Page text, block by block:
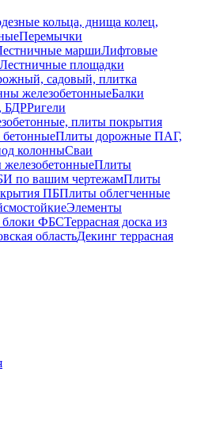
кольца, днища колец,
Перемычки
маршиЛифтовые
Лестничные площадки
садовый, плитка
железобетонныеБалки
БДРРигели
плиты покрытия
Плиты дорожные ПАГ,
колонныСваи
Плиты
по вашим чертежамПлиты
ПБПлиты облегченные
Элементы
блоки ФБСТеррасная доска из
областьДекинг террасная